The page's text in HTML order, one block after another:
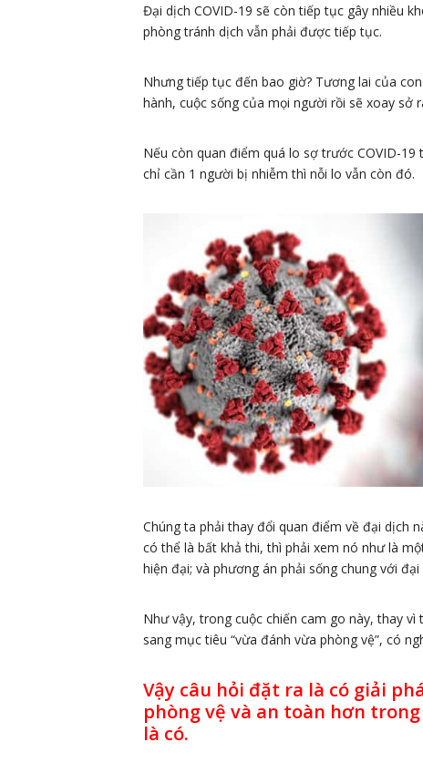
Đại dịch COVID-19 sẽ còn tiếp tục gây nhiều
phòng tránh dịch vẫn phải được tiếp tục.
Nhưng tiếp tục đến bao giờ? Tương lai của
hành, cuộc sống của mọi người rồi sẽ xoay sở
Nếu còn quan điểm quá lo sợ trước COVID-
chỉ cần 1 người bị nhiễm thì nỗi lo vẫn còn đó.
Chúng ta phải thay đổi quan điểm về đại dịch
có thể là bất khả thi, thì phải xem nó như là
hiện đại; và phương án phải sống chung với
Như vậy, trong cuộc chiến cam go này, thay vì
sang mục tiêu “vừa đánh vừa phòng vệ”, có
Vậy câu hỏi đặt ra là có giải
phòng vệ và an toàn hơn
là có.